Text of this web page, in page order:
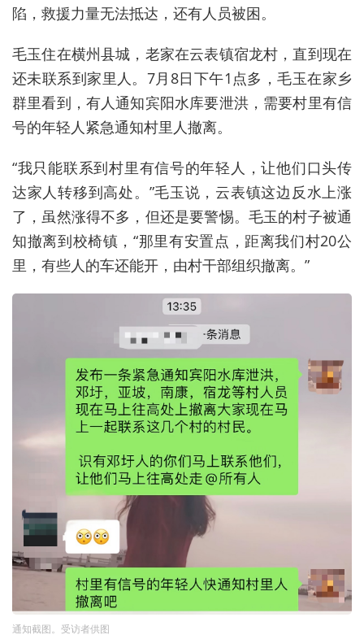
陷，救援力量无法抵达，还有人员被困。
毛玉住在横州县城，老家在云表镇宿龙村，直到现在
还未联系到家里人。7月8日下午1点多，毛玉在家乡
群里看到，有人通知宾阳水库要泄洪，需要村里有信
号的年轻人紧急通知村里人撤离。
“我只能联系到村里有信号的年轻人，让他们口头传
达家人转移到高处。”毛玉说，云表镇这边反水上涨
了，虽然涨得不多，但还是要警惕。毛玉的村子被通
知撤离到校椅镇，“那里有安置点，距离我们村20公
里，有些人的车还能开，由村干部组织撤离。”
通知截图。受访者供图